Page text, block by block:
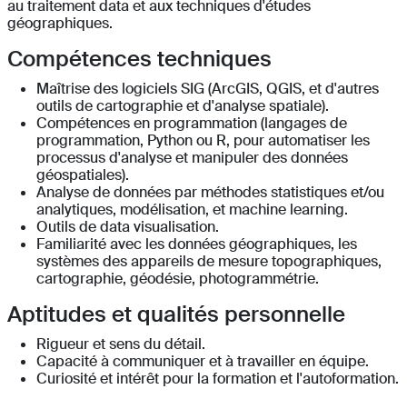
au traitement data et aux techniques d'études
géographiques.
Compétences techniques
Maîtrise des logiciels SIG (ArcGIS, QGIS, et d'autres
outils de cartographie et d'analyse spatiale).
Compétences en programmation (langages de
programmation, Python ou R, pour automatiser les
processus d'analyse et manipuler des données
géospatiales).
Analyse de données par méthodes statistiques et/ou
analytiques, modélisation, et machine learning.
Outils de data visualisation.
Familiarité avec les données géographiques, les
systèmes des appareils de mesure topographiques,
cartographie, géodésie, photogrammétrie.
Aptitudes et qualités personnelle
Rigueur et sens du détail.
Capacité à communiquer et à travailler en équipe.
Curiosité et intérêt pour la formation et l'autoformation.